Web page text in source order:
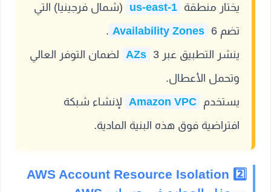
يختار منطقة us-east-1
(شمال فرجينيا) التي
تضم 6
Availability Zones
.
ينشر التطبيق عبر 3
AZs لضمان التوفر العالي
وتحمل الأعطال.
يستخدم Amazon VPC لإنشاء شبكة
افتراضية فوق هذه البنية المادية.
2️⃣ AWS Account Resource Isolation